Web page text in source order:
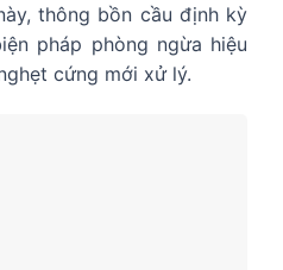
thông bồn cầu định kỳ
pháp phòng ngừa hiệu
cứng mới xử lý.